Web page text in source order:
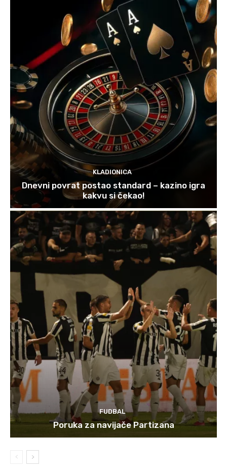
KLADIONICA
Dnevni povrat postao standard – kazino igra
kakvu si čekao!
FUDBAL
Poruka za navijače Partizana